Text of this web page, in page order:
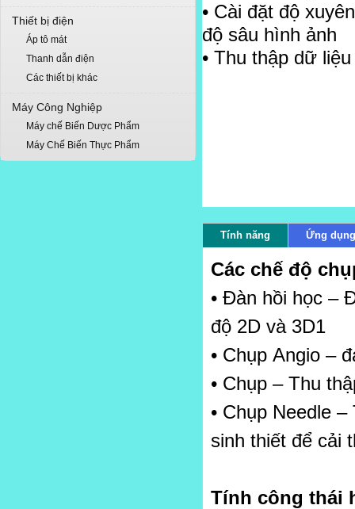
Thiết bị điện
Áp tô mát
Thanh dẫn điện
Các thiết bị khác
Máy Công Nghiệp
Máy chế Biến Dược Phẩm
Máy Chế Biến Thực Phẩm
• Cài đặt độ
độ sâu hình ảnh
• Thu thập dữ liệ
Tính năng Ứng dụng
Các chế độ chụ
• Đàn hồi học –
độ 2D và 3D1
• Chụp Angio –
• Chụp – Thu thậ
• Chụp Needle –
sinh thiết để cải
Tính công thái